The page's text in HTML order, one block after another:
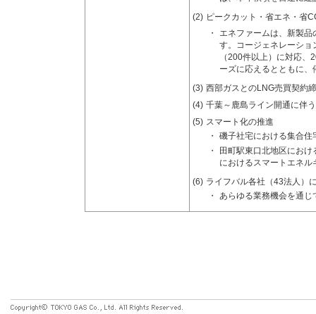
(2) ピークカット・省エネ・省
・
エネファームは、新製
す。コージェネレーシ
（200件以上）に対応
ーズに応えるとともに
(3) 西部ガスとのLNG売買契約
(4) 千葉～鹿島ライン開通に伴
(5) スマート化の推進
・
磯子社宅における集合
・
田町駅東口北地区にお
におけるスマートエネル
(6) ライフバル各社（43法人）
・
あらゆる業務機会を通